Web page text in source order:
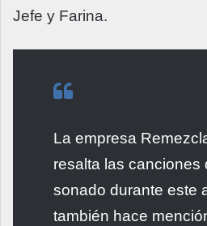
Jefe y Farina.
La empresa
resalta las canciones
sonado durante este
también hace